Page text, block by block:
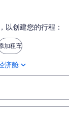
以创建您的行程：
加租车
济舱